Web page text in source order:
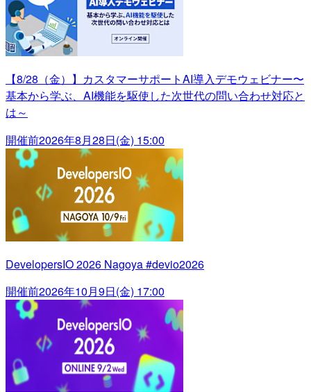
【8/28（金）】カスタマーサポートAI導入デモウェビナー〜
基本から学ぶ、AI機能を駆使した次世代の問い合わせ対応と
は～
開催前2026年8月28日(金) 15:00
DevelopersIO 2026 Nagoya #devio2026
開催前2026年10月9日(金) 17:00